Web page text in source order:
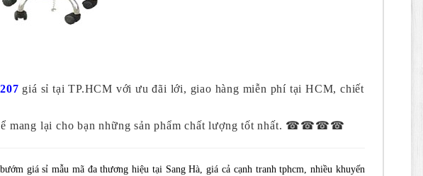
giá sỉ tại TP.HCM với ưu đãi lới, giao hàng miễn phí tại HCM, chiết
lại cho bạn những sản phẩm chất lượng tốt nhất. ☎☎☎☎
giá sỉ mẫu mã đa thương hiệu tại Sang Hà, giá cả cạnh tranh tphcm, nhiều khuyến